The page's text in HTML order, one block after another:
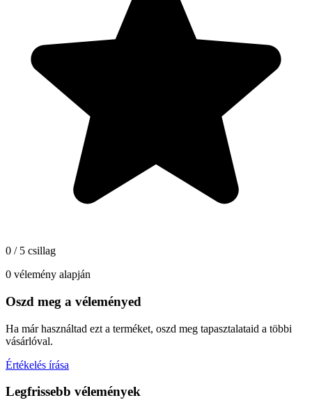
0 / 5 csillag
0 vélemény alapján
Oszd meg a véleményed
Ha már használtad ezt a terméket, oszd meg tapasztalataid a többi
vásárlóval.
Értékelés írása
Legfrissebb vélemények